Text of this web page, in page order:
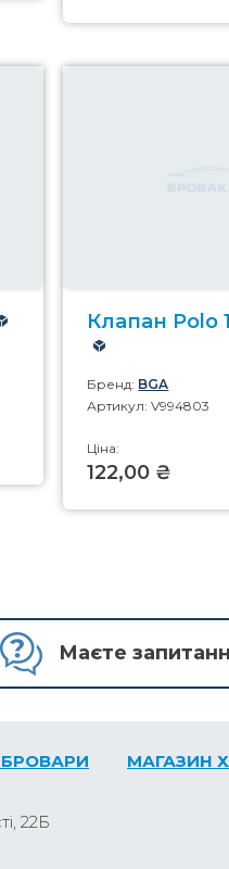
Клапан Polo
Бренд: BGA
Артикул: V994803
Ціна:
122,00 ₴
Маєте
МАГАЗИН
22Б